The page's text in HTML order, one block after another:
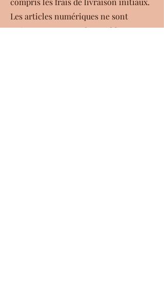
Les articles numériques ne sont
strictement pas remboursables ou